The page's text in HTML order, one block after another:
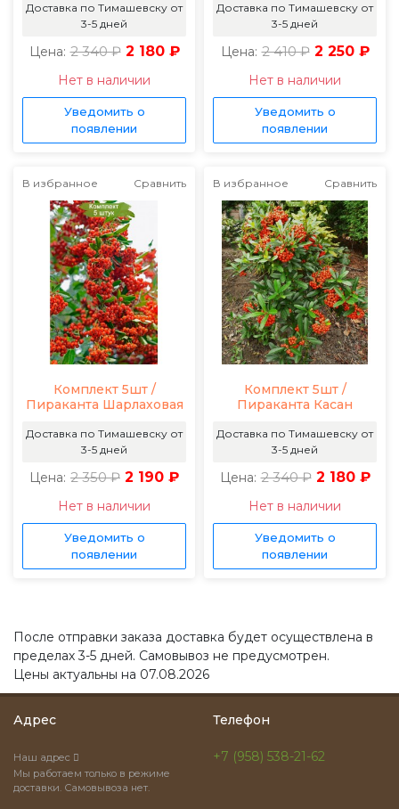
Доставка по Тимашевску от
3-5 дней
Цена: 2 340 ₽ 2 180 ₽
Нет в наличии
Уведомить о
появлении
Доставка по Тимашевску от
3-5 дней
Цена: 2 410 ₽ 2 250 ₽
Нет в наличии
Уведомить о
появлении
В избранное Сравнить
Комплект 5шт /
Пираканта Шарлаховая
Доставка по Тимашевску от
3-5 дней
Цена: 2 350 ₽ 2 190 ₽
Нет в наличии
Уведомить о
появлении
В избранное Сравнить
Комплект 5шт /
Пираканта Касан
Доставка по Тимашевску от
3-5 дней
Цена: 2 340 ₽ 2 180 ₽
Нет в наличии
Уведомить о
появлении
После отправки заказа доставка будет осуществлена в
пределах 3-5 дней. Самовывоз не предусмотрен.
Цены актуальны на 07.08.2026
Адрес
Наш адрес
Мы работаем только в режиме
доставки. Самовывоза нет.
Телефон
+7 (958) 538-21-62